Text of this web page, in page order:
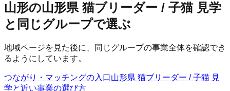
山形の山形県 猫ブリーダー / 子猫 見学
と同じグループで選ぶ
地域ページを見た後に、同じグループの事業全体を確認でき
るようにしています。
つながり・マッチングの入口山形県 猫ブリーダー / 子猫 見
学と近い事業の選び方